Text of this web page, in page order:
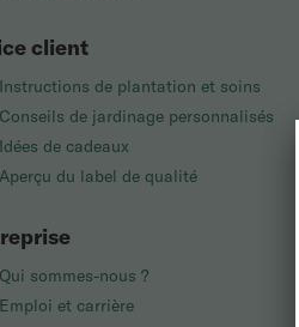
client
Instructions de plantation et soins
Conseils de jardinage personnalisés
Idées de cadeaux
Aperçu du label de qualité
Qui sommes-nous ?
Emploi et carrière